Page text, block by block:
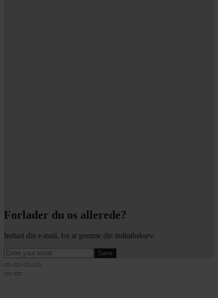
Forlader du os allerede?
Indtast din e-mail, for at gemme din indkøbskurv.
Save